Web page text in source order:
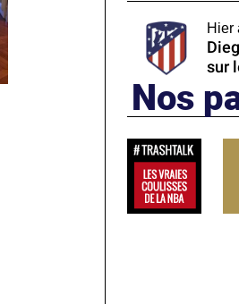
Hier
sur
Nos